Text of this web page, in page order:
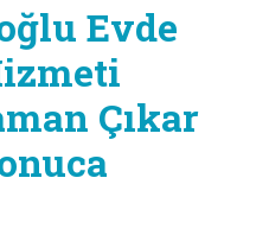
Evde
Çıkar